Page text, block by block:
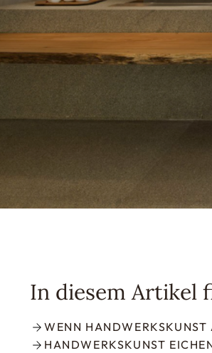
In diesem Artikel
WENN
HANDWERKSKUNST